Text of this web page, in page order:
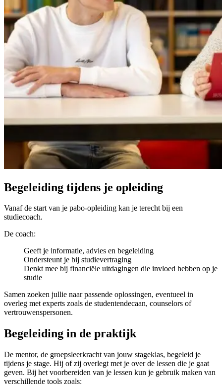
Begeleiding tijdens je opleiding
Vanaf de start van je pabo-opleiding kan je terecht bij een
studiecoach.
De coach:
Geeft je informatie, advies en begeleiding
Ondersteunt je bij studievertraging
Denkt mee bij financiële uitdagingen die invloed hebben op je
studie
Samen zoeken jullie naar passende oplossingen, eventueel in
overleg met experts zoals de studentendecaan, counselors of
vertrouwenspersonen.
Begeleiding in de praktijk
De mentor, de groepsleerkracht van jouw stageklas, begeleid je
tijdens je stage. Hij of zij overlegt met je over de lessen die je gaat
geven. Bij het voorbereiden van je lessen kun je gebruik maken van
verschillende tools zoals: